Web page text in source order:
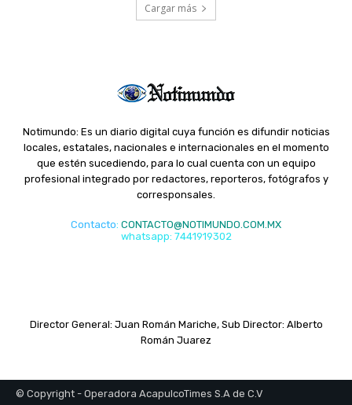
Cargar más
Notimundo: Es un diario digital cuya función es difundir noticias
locales, estatales, nacionales e internacionales en el momento
que estén sucediendo, para lo cual cuenta con un equipo
profesional integrado por redactores, reporteros, fotógrafos y
corresponsales.
Contacto: CONTACTO@NOTIMUNDO.COM.MX
whatsapp: 7441919302
Director General: Juan Román Mariche, Sub Director: Alberto
Román Juarez
© Copyright - Operadora AcapulcoTimes S.A de C.V